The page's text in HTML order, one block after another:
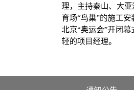
理，主持秦山、大
育场“鸟巢”的施工安
北京“奥运会”开闭幕
轻的项目经理。